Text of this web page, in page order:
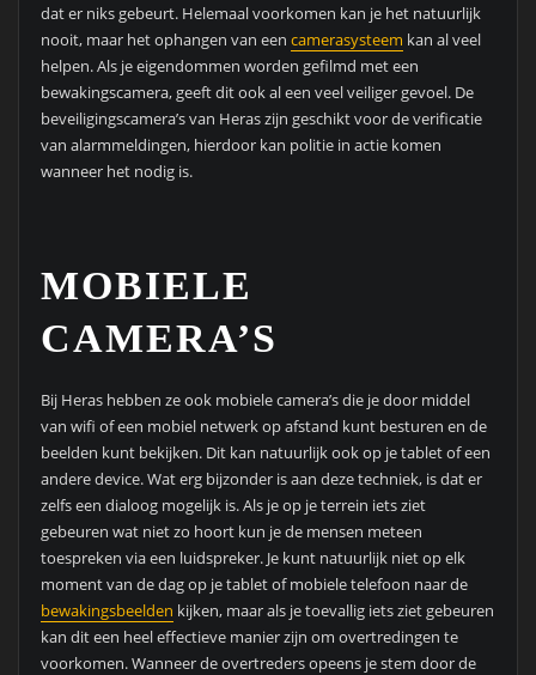
dat er niks gebeurt. Helemaal voorkomen kan je het natuurlijk
nooit, maar het ophangen van een camerasysteem kan al veel
helpen. Als je eigendommen worden gefilmd met een
bewakingscamera, geeft dit ook al een veel veiliger gevoel. De
beveiligingscamera’s van Heras zijn geschikt voor de verificatie
van alarmmeldingen, hierdoor kan politie in actie komen
wanneer het nodig is.
MOBIELE
CAMERA’S
Bij Heras hebben ze ook mobiele camera’s die je door middel
van wifi of een mobiel netwerk op afstand kunt besturen en de
beelden kunt bekijken. Dit kan natuurlijk ook op je tablet of een
andere device. Wat erg bijzonder is aan deze techniek, is dat er
zelfs een dialoog mogelijk is. Als je op je terrein iets ziet
gebeuren wat niet zo hoort kun je de mensen meteen
toespreken via een luidspreker. Je kunt natuurlijk niet op elk
moment van de dag op je tablet of mobiele telefoon naar de
bewakingsbeelden kijken, maar als je toevallig iets ziet gebeuren
kan dit een heel effectieve manier zijn om overtredingen te
voorkomen. Wanneer de overtreders opeens je stem door de